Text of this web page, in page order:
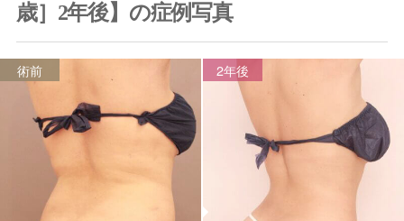
歳］2年後】の症例写真
術前 2年後